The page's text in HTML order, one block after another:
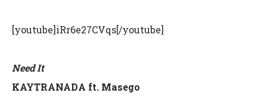
[youtube]iRr6e27CVqs[/youtube]
Need It
KAYTRANADA ft. Masego